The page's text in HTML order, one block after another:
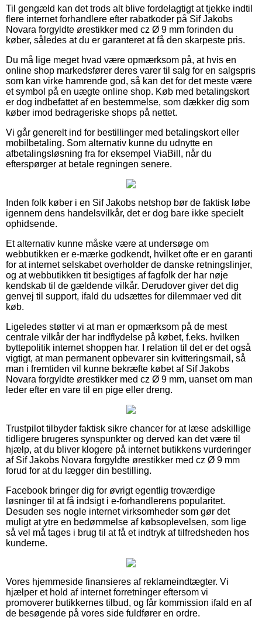
Til gengæld kan det trods alt blive fordelagtigt at tjekke indtil
flere internet forhandlere efter rabatkoder på Sif Jakobs
Novara forgyldte ørestikker med cz Ø 9 mm forinden du
køber, således at du er garanteret at få den skarpeste pris.
Du må lige meget hvad være opmærksom på, at hvis en
online shop markedsfører deres varer til salg for en salgspris
som kan virke hamrende god, så kan det for det meste være
et symbol på en uægte online shop. Køb med betalingskort
er dog indbefattet af en bestemmelse, som dækker dig som
køber imod bedrageriske shops på nettet.
Vi går generelt ind for bestillinger med betalingskort eller
mobilbetaling. Som alternativ kunne du udnytte en
afbetalingsløsning fra for eksempel ViaBill, når du
efterspørger at betale regningen senere.
Inden folk køber i en Sif Jakobs netshop bør de faktisk løbe
igennem dens handelsvilkår, det er dog bare ikke specielt
ophidsende.
Et alternativ kunne måske være at undersøge om
webbutikken er e-mærke godkendt, hvilket ofte er en garanti
for at internet selskabet overholder de danske retningslinjer,
og at webbutikken tit besigtiges af fagfolk der har nøje
kendskab til de gældende vilkår. Derudover giver det dig
genvej til support, ifald du udsættes for dilemmaer ved dit
køb.
Ligeledes støtter vi at man er opmærksom på de mest
centrale vilkår der har indflydelse på købet, f.eks. hvilken
byttepolitik internet shoppen har. I relation til det er det også
vigtigt, at man permanent opbevarer sin kvitteringsmail, så
man i fremtiden vil kunne bekræfte købet af Sif Jakobs
Novara forgyldte ørestikker med cz Ø 9 mm, uanset om man
leder efter en vare til en pige eller dreng.
Trustpilot tilbyder faktisk sikre chancer for at læse adskillige
tidligere brugeres synspunkter og derved kan det være til
hjælp, at du bliver klogere på internet butikkens vurderinger
af Sif Jakobs Novara forgyldte ørestikker med cz Ø 9 mm
forud for at du lægger din bestilling.
Facebook bringer dig for øvrigt egentlig troværdige
løsninger til at få indsigt i e-forhandlerens popularitet.
Desuden ses nogle internet virksomheder som gør det
muligt at ytre en bedømmelse af købsoplevelsen, som lige
så vel må tages i brug til at få et indtryk af tilfredsheden hos
kunderne.
Vores hjemmeside finansieres af reklameindtægter. Vi
hjælper et hold af internet forretninger eftersom vi
promoverer butikkernes tilbud, og får kommission ifald en af
de besøgende på vores side fuldfører en ordre.